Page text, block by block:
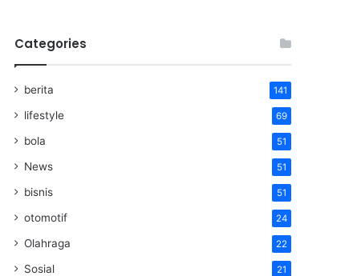
Categories
berita 141
lifestyle 69
bola 51
News 51
bisnis 51
otomotif 24
Olahraga 22
Sosial 21